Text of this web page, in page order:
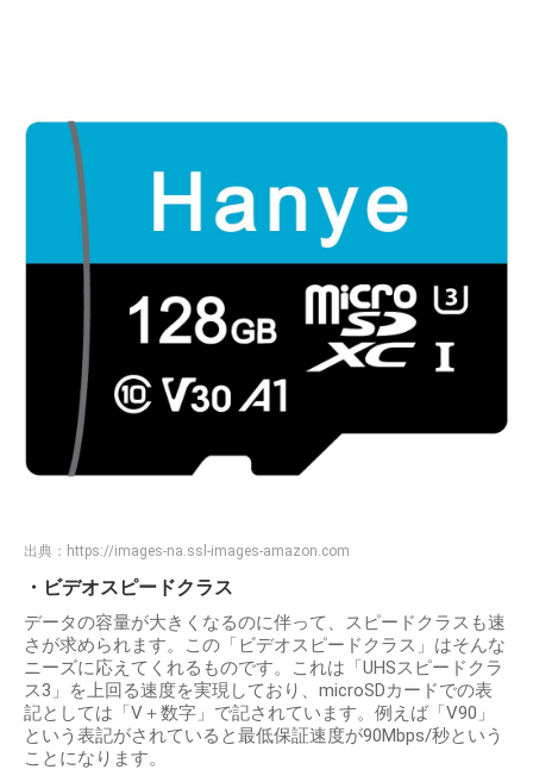
出典： https://images-na.ssl-images-amazon.com
・ビデオスピードクラス
データの容量が大きくなるのに伴って、スピードクラスも速
さが求められます。この「ビデオスピードクラス」はそんな
ニーズに応えてくれるものです。これは「UHSスピードクラ
ス3」を上回る速度を実現しており、microSDカードでの表
記としては「V＋数字」で記されています。例えば「V90」
という表記がされていると最低保証速度が90Mbps/秒という
ことになります。